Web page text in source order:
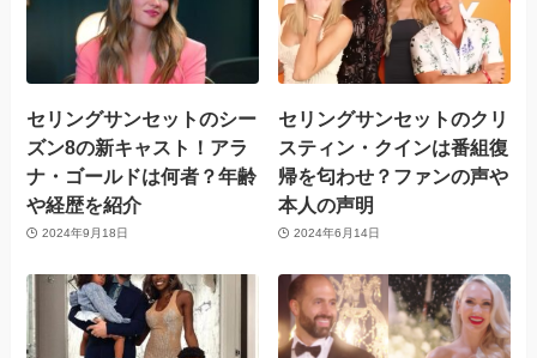
セリングサンセットのシー
ズン8の新キャスト！アラ
ナ・ゴールドは何者？年齢
や経歴を紹介
2024年9月18日
セリングサンセットのクリ
スティン・クインは番組復
帰を匂わせ？ファンの声や
本人の声明
2024年6月14日